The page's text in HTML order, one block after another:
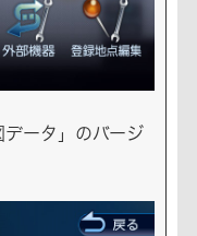
ータ」のバージ